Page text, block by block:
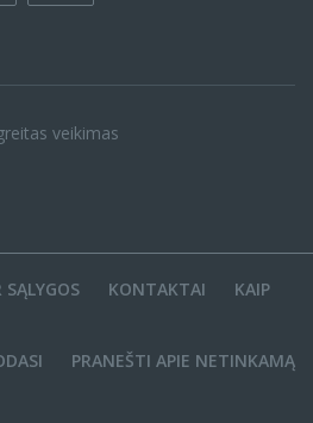
veikimas
SĄLYGOS KONTAKTAI KAIP
PRANEŠTI APIE NETINKAMĄ